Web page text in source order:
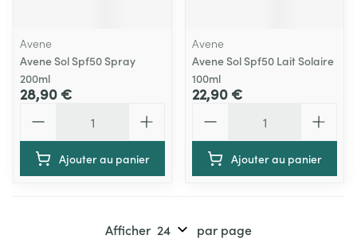
Avene
Avene Sol Spf50 Spray
200ml
28,90 €
Ajouter au panier
Avene
Avene Sol Spf50 Lait Solaire
100ml
22,90 €
Ajouter au panier
Afficher par page